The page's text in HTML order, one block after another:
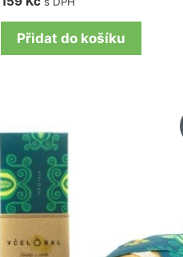
Přidat do košíku
cena
byla:
389 Kč.